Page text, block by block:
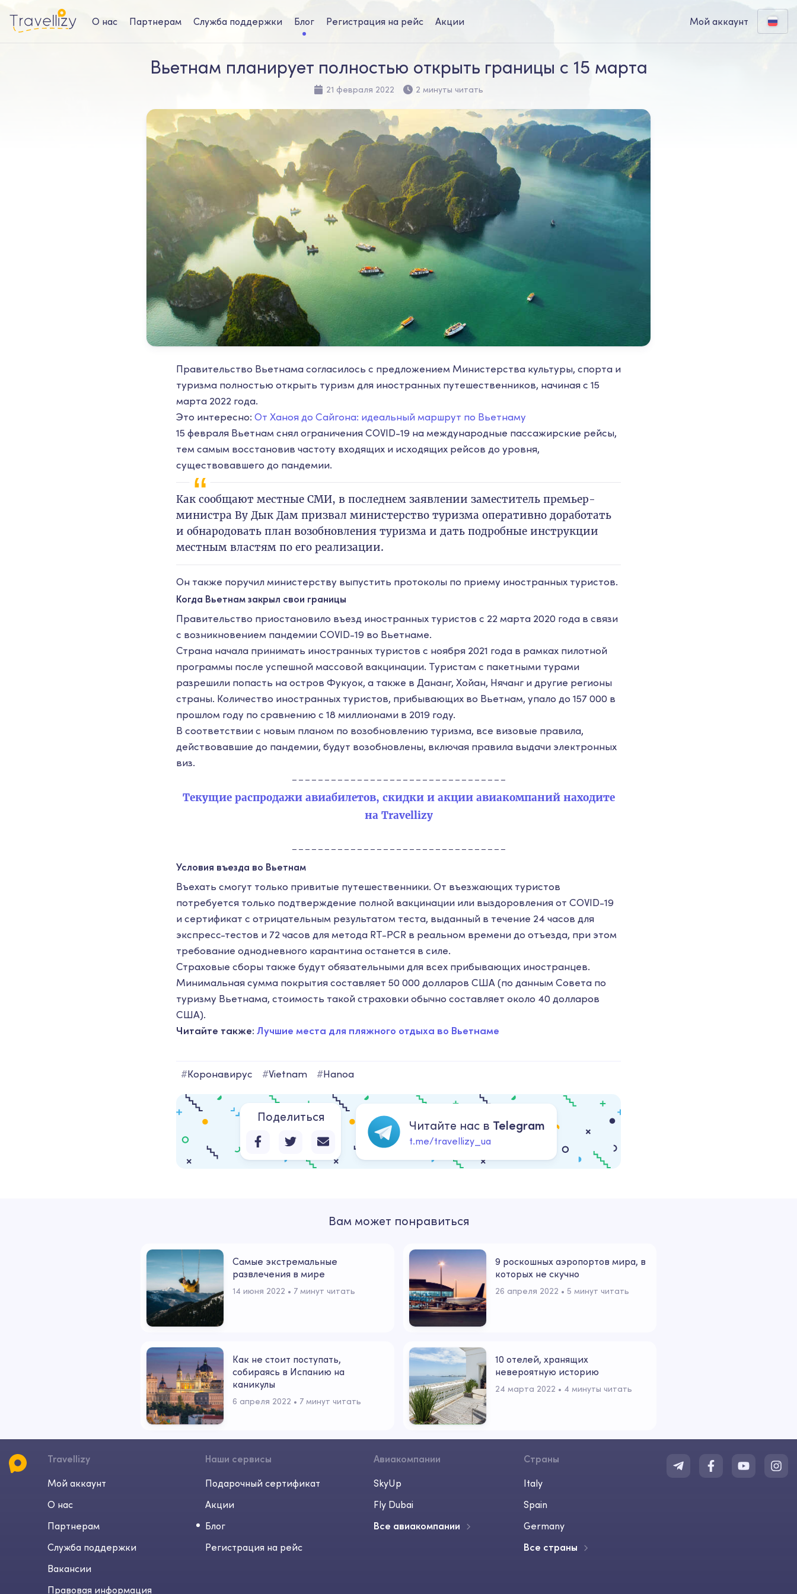
О нас Партнерам Служба поддержки Блог Регистрация на рейс Акции Мой аккаунт
Вьетнам планирует полностью открыть границы с 15 марта
21 февраля 2022 2 минуты читать
Правительство Вьетнама согласилось с предложением Министерства культуры, спорта и
туризма полностью открыть туризм для иностранных путешественников, начиная с 15
марта 2022 года.
Это интересно: От Ханоя до Сайгона: идеальный маршрут по Вьетнаму
15 февраля Вьетнам снял ограничения COVID-19 на международные пассажирские рейсы,
тем самым восстановив частоту входящих и исходящих рейсов до уровня,
существовавшего до пандемии.
Как сообщают местные СМИ, в последнем заявлении заместитель премьер-
министра Ву Дык Дам призвал министерство туризма оперативно доработать
и обнародовать план возобновления туризма и дать подробные инструкции
местным властям по его реализации.
Он также поручил министерству выпустить протоколы по приему иностранных туристов.
Когда Вьетнам закрыл свои границы
Правительство приостановило въезд иностранных туристов с 22 марта 2020 года в связи
с возникновением пандемии COVID-19 во Вьетнаме.
Страна начала принимать иностранных туристов с ноября 2021 года в рамках пилотной
программы после успешной массовой вакцинации. Туристам с пакетными турами
разрешили попасть на остров Фукуок, а также в Дананг, Хойан, Нячанг и другие регионы
страны. Количество иностранных туристов, прибывающих во Вьетнам, упало до 157 000 в
прошлом году по сравнению с 18 миллионами в 2019 году.
В соответствии с новым планом по возобновлению туризма, все визовые правила,
действовавшие до пандемии, будут возобновлены, включая правила выдачи электронных
виз.
---------------------------------
Текущие распродажи авиабилетов, скидки и акции авиакомпаний находите
на Travellizy
---------------------------------
Условия въезда во Вьетнам
Въехать смогут только привитые путешественники. От въезжающих туристов
потребуется только подтверждение полной вакцинации или выздоровления от COVID-19
и сертификат с отрицательным результатом теста, выданный в течение 24 часов для
экспресс-тестов и 72 часов для метода RT-PCR в реальном времени до отъезда, при этом
требование однодневного карантина останется в силе.
Страховые сборы также будут обязательными для всех прибывающих иностранцев.
Минимальная сумма покрытия составляет 50 000 долларов США (по данным Совета по
туризму Вьетнама, стоимость такой страховки обычно составляет около 40 долларов
США).
Читайте также: Лучшие места для пляжного отдыха во Вьетнаме
#Коронавирус #Vietnam #Hanoa
Поделиться
Читайте нас в Telegram
t.me/travellizy_ua
Вам может понравиться
Самые экстремальные
развлечения в мире
14 июня 2022 • 7 минут читать
9 роскошных аэропортов мира, в
которых не скучно
26 апреля 2022 • 5 минут читать
Как не стоит поступать,
собираясь в Испанию на
каникулы
6 апреля 2022 • 7 минут читать
10 отелей, хранящих
невероятную историю
24 марта 2022 • 4 минуты читать
Travellizy
Мой аккаунт
О нас
Партнерам
Служба поддержки
Вакансии
Правовая информация
Наши сервисы
Подарочный сертификат
Акции
Блог
Регистрация на рейс
Авиакомпании
SkyUp
Fly Dubai
Все авиакомпании
Страны
Italy
Spain
Germany
Все страны